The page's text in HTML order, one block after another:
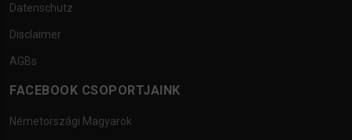
Datenschutz
Disclaimer
AGBs
FACEBOOK CSOPORTJAINK
Németországi Magyarok